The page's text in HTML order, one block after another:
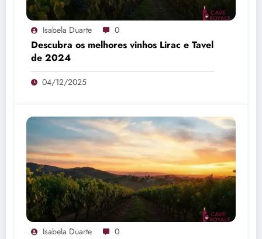
Isabela Duarte 0
Descubra os melhores vinhos Lirac e Tavel
de 2024
04/12/2025
Isabela Duarte 0